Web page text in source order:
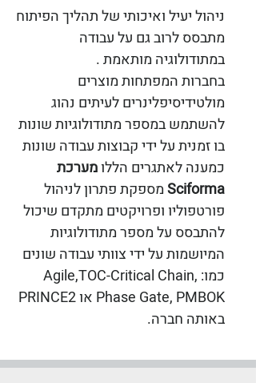
ניהול יעיל ואיכותי של תהליך הפיתוח
מתבסס לרוב גם על עבודה
במתודולוגיה מותאמת .
בחברות המפתחות מוצרים
מולטידיסיפלינרים לעיתים נהוג
להשתמש במספר מתודולוגיות שונות
בו זמנית על ידי קבוצות עבודה שונות
כמענה לאתגרים הללומערכת
Sciformaמספקת פתרון לניהול
פורטפוליו ופרויקטים מתקדם שיכול
להתבסס על מספר מתודולוגיות
המיושמות על ידי צוותי עבודה שונים
כמו: Agile,TOC-Critical Chain,
Phase Gate, PMBOK או PRINCE2
באותה חברה.